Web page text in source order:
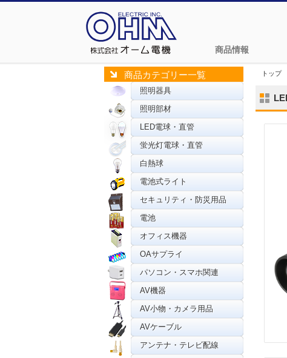
商品情報
商品カテゴリー一覧
照明器具
照明部材
LED電球・直管
蛍光灯電球・直管
白熱球
電池式ライト
セキュリティ・防災用品
電池
オフィス機器
OAサプライ
パソコン・スマホ関連
AV機器
AV小物・カメラ用品
AVケーブル
アンテナ・テレビ配線
トップ